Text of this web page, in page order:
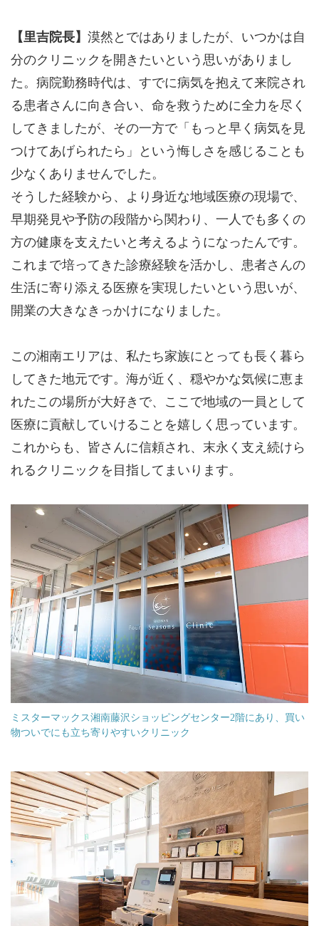
【里吉院長】 漠然とではありましたが、いつかは自
分のクリニックを開きたいという思いがありまし
た。病院勤務時代は、すでに病気を抱えて来院され
る患者さんに向き合い、命を救うために全力を尽く
してきましたが、その一方で「もっと早く病気を見
つけてあげられたら」という悔しさを感じることも
少なくありませんでした。
そうした経験から、より身近な地域医療の現場で、
早期発見や予防の段階から関わり、一人でも多くの
方の健康を支えたいと考えるようになったんです。
これまで培ってきた診療経験を活かし、患者さんの
生活に寄り添える医療を実現したいという思いが、
開業の大きなきっかけになりました。
この湘南エリアは、私たち家族にとっても長く暮ら
してきた地元です。海が近く、穏やかな気候に恵ま
れたこの場所が大好きで、ここで地域の一員として
医療に貢献していけることを嬉しく思っています。
これからも、皆さんに信頼され、末永く支え続けら
れるクリニックを目指してまいります。
ミスターマックス湘南藤沢ショッピングセンター2階にあり、買い
物ついでにも立ち寄りやすいクリニック